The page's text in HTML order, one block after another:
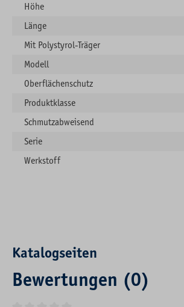
Höhe
Länge
Mit Polystyrol-Träger
Modell
Oberflächenschutz
Produktklasse
Schmutzabweisend
Serie
Werkstoff
Katalogseiten
Bewertungen (0)